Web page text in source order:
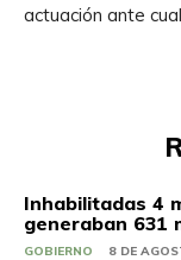
actuación ante
Inhabilitadas 4
generaban 631
GOBIERNO 8 DE